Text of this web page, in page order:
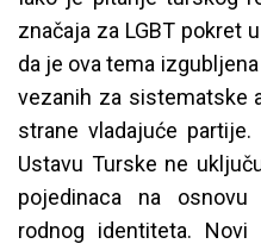
značaja za LGBT pokret
da je ova tema
vezanih za sistematske
strane vladajuće
Ustavu Turske ne
pojedinaca na
rodnog identiteta.